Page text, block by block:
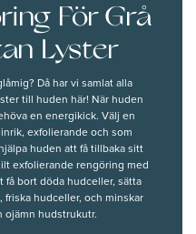
För Grå
Lyster
Då har vi samlat alla
till huden här! När huden
en energikick. Välj en
, exfolierande och som
huden att få tillbaka sitt
exfolierande rengöring med
bort döda hudceller, sätta
hudceller, och minskar
ojämn hudstrukutr.